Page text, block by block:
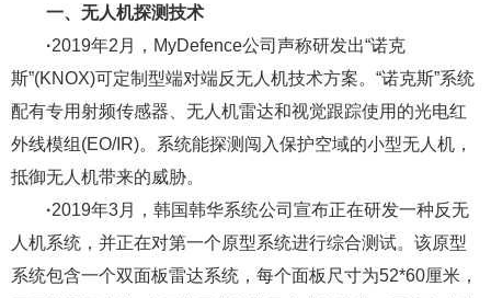
一、无人机探测技术
·2019年2月，MyDefence公司声称研发出“诺克
斯”(KNOX)可定制型端对端反无人机技术方案。“诺克斯”系统
配有专用射频传感器、无人机雷达和视觉跟踪使用的光电红
外线模组(EO/IR)。系统能探测闯入保护空域的小型无人机，
抵御无人机带来的威胁。
·2019年3月，韩国韩华系统公司宣布正在研发一种反无
人机系统，并正在对第一个原型系统进行综合测试。该原型
系统包含一个双面板雷达系统，每个面板尺寸为52*60厘米，